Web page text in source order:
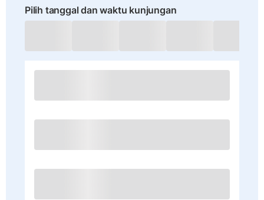
Pilih tanggal dan waktu kunjungan